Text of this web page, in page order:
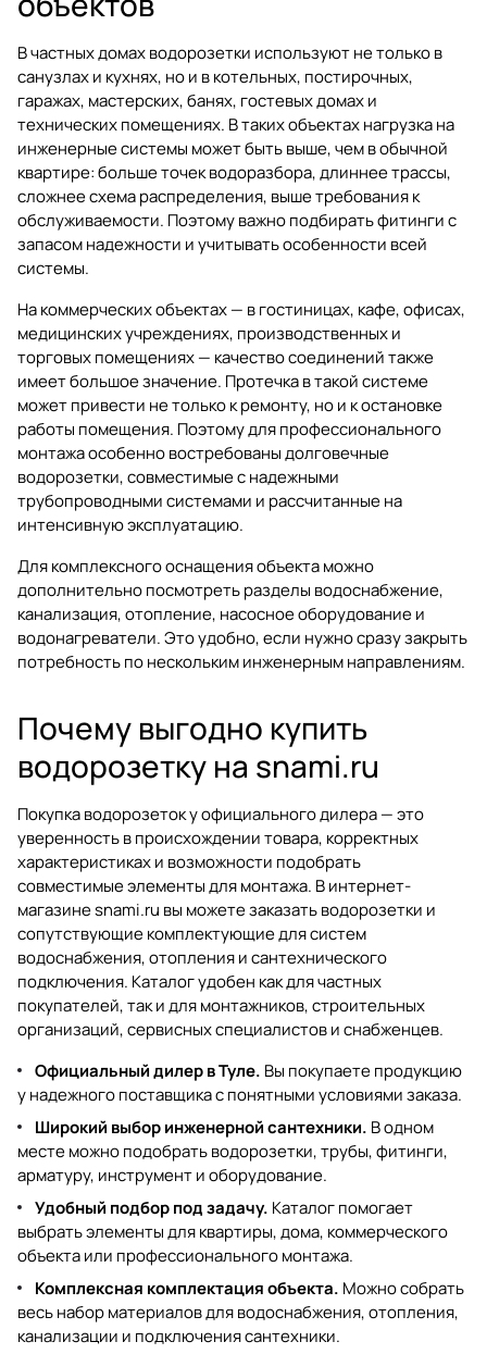
В частных домах водорозетки используют не только в
санузлах и кухнях, но и в котельных, постирочных,
гаражах, мастерских, банях, гостевых домах и
технических помещениях. В таких объектах нагрузка на
инженерные системы может быть выше, чем в обычной
квартире: больше точек водоразбора, длиннее трассы,
сложнее схема распределения, выше требования к
обслуживаемости. Поэтому важно подбирать фитинги с
запасом надежности и учитывать особенности всей
системы.
На коммерческих объектах — в гостиницах, кафе, офисах,
медицинских учреждениях, производственных и
торговых помещениях — качество соединений также
имеет большое значение. Протечка в такой системе
может привести не только к ремонту, но и к остановке
работы помещения. Поэтому для профессионального
монтажа особенно востребованы долговечные
водорозетки, совместимые с надежными
трубопроводными системами и рассчитанные на
интенсивную эксплуатацию.
Для комплексного оснащения объекта можно
дополнительно посмотреть разделы водоснабжение,
канализация,отопление, насосное оборудованиеи
водонагреватели. Это удобно, если нужно сразу закрыть
потребность по нескольким инженерным направлениям.
Почему выгодно купить
водорозетку на snami.ru
Покупка водорозеток у официального дилера — это
уверенность в происхождении товара, корректных
характеристиках и возможности подобрать
совместимые элементы для монтажа. В интернет-
магазине snami.ru вы можете заказать водорозетки и
сопутствующие комплектующие для систем
водоснабжения, отопления и сантехнического
подключения. Каталог удобен как для частных
покупателей, так и для монтажников, строительных
организаций, сервисных специалистов и снабженцев.
Официальный дилер в Туле. Вы покупаете продукцию
у надежного поставщика с понятными условиями заказа.
Широкий выбор инженерной сантехники. В одном
месте можно подобрать водорозетки, трубы, фитинги,
арматуру, инструмент и оборудование.
Удобный подбор под задачу. Каталог помогает
выбрать элементы для квартиры, дома, коммерческого
объекта или профессионального монтажа.
Комплексная комплектация объекта. Можно собрать
весь набор материалов для водоснабжения, отопления,
канализации и подключения сантехники.